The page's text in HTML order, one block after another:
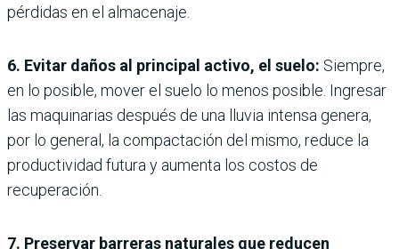
pérdidas en el almacenaje.
6. Evitar daños al principal activo, el suelo: Siempre,
en lo posible, mover el suelo lo menos posible. Ingresar
las maquinarias después de una lluvia intensa genera,
por lo general, la compactación del mismo, reduce la
productividad futura y aumenta los costos de
recuperación.
7. Preservar barreras naturales que reducen